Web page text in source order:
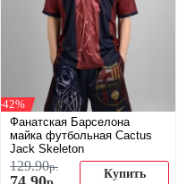
-42%
Фанатская Барселона
майка футбольная Cactus
Jack Skeleton
129.90р. Купить